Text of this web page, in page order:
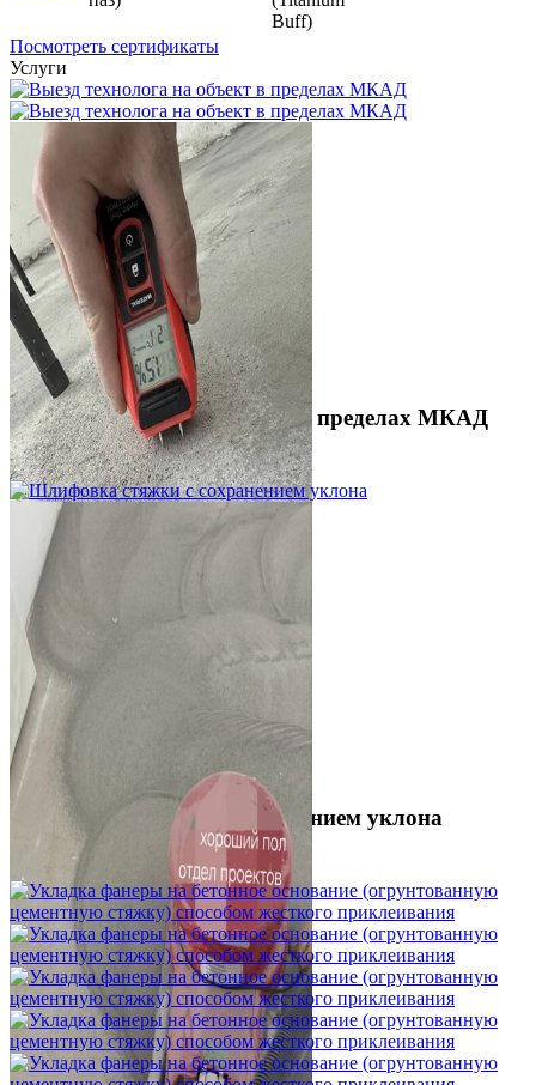
Buff)
Посмотреть сертификаты
Услуги
Выезд технолога на объект в пределах МКАД
3 500 ₽
Шлифовка стяжки с сохранением уклона